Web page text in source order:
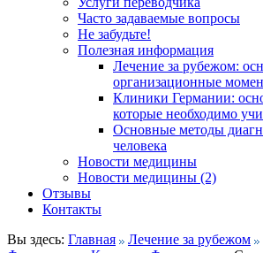
Часто задаваемые вопросы
Не забудьте!
Полезная информация
Лечение за рубежом:
организационные
Клиники Германии:
которые необходимо
Основные методы
человека
Новости медицины
Новости медицины (2)
Отзывы
Контакты
Вы здесь: Главная Лечение за рубежом